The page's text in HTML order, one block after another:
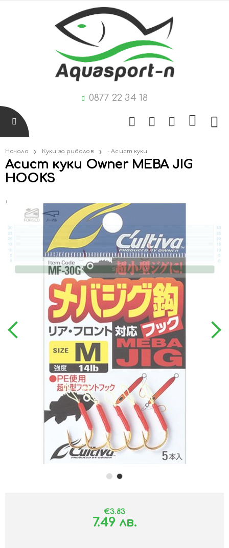
0877 22 34 18
Начало Куки за риболов - Асист куки
Асист куки Owner MEBA JIG
HOOKS
€3.83
7.49 лв.